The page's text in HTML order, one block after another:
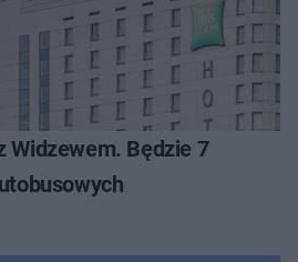
Widzewem. Będzie 7